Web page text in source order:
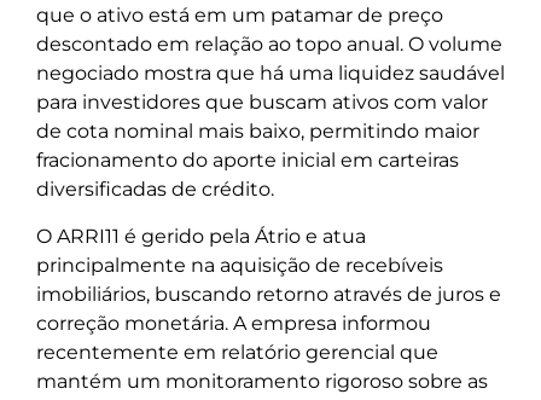
que o ativo está em um patamar de preço
descontado em relação ao topo anual. O volume
negociado mostra que há uma liquidez saudável
para investidores que buscam ativos com valor
de cota nominal mais baixo, permitindo maior
fracionamento do aporte inicial em carteiras
diversificadas de crédito.
O ARRI11 é gerido pela Átrio e atua
principalmente na aquisição de recebíveis
imobiliários, buscando retorno através de juros e
correção monetária. A empresa informou
recentemente em relatório gerencial que
mantém um monitoramento rigoroso sobre as